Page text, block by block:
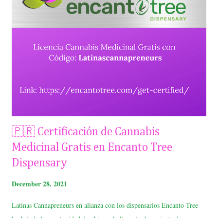
🇵🇷 Certificación de Cannabis
Medicinal Gratis en Encanto Tree
Dispensary
December 28, 2021
Latinas Cannapreneurs en alianza con los dispensarios Encanto Tree